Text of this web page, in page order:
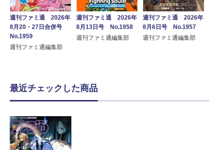
週刊ファミ通 2026年
8月20・27日合併号
No.1959
週刊ファミ通編集部
週刊ファミ通 2026年
8月13日号 No.1958
週刊ファミ通編集部
週刊ファミ通 2026年
8月6日号 No.1957
週刊ファミ通編集部
最近チェックした商品